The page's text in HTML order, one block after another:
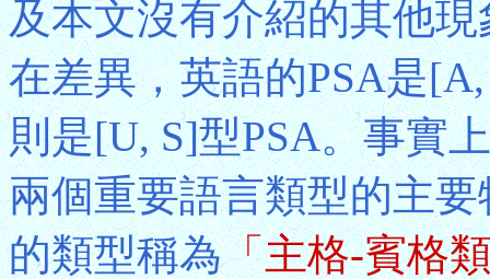
及本文沒有介紹的其他
在差異，英語的PSA是
則是[U, S]型PSA。事實
兩個重要語言類型的主
的類型稱為「主格-賓格